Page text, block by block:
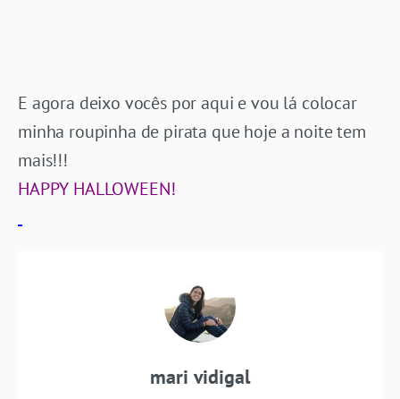
E agora deixo vocês por aqui e vou lá colocar
minha roupinha de pirata que hoje a noite tem
mais!!!
HAPPY HALLOWEEN!
mari vidigal